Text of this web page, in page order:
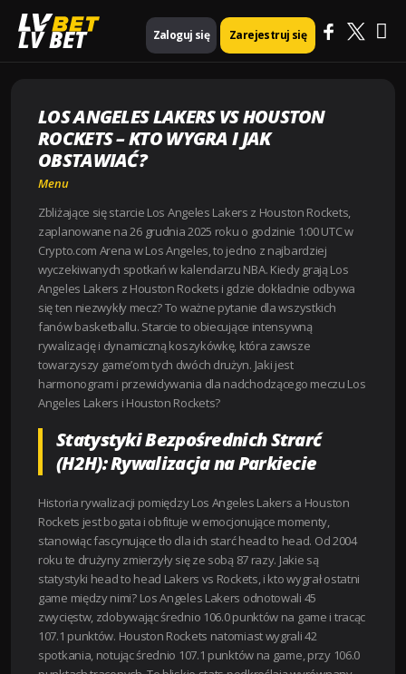
LV BET Zaloguj się Zarejestruj się
Strona główna
Los Angeles Lakers vs Houston Rockets – kto wygra i jak obstawiać?
LOS ANGELES LAKERS VS HOUSTON
ROCKETS – KTO WYGRA I JAK
OBSTAWIAĆ?
Menu
Zbliżające się starcie Los Angeles Lakers z Houston Rockets,
zaplanowane na 26 grudnia 2025 roku o godzinie 1:00 UTC w
Crypto.com Arena w Los Angeles, to jedno z najbardziej
wyczekiwanych spotkań w kalendarzu NBA. Kiedy grają Los
Angeles Lakers z Houston Rockets i gdzie dokładnie odbywa
się ten niezwykły mecz? To ważne pytanie dla wszystkich
fanów basketballu. Starcie to obiecujące intensywną
rywalizację i dynamiczną koszykówkę, która zawsze
towarzyszy game’om tych dwóch drużyn. Jaki jest
harmonogram i przewidywania dla nadchodzącego meczu Los
Angeles Lakers i Houston Rockets?
Statystyki Bezpośrednich Strarć
(H2H): Rywalizacja na Parkiecie
Historia rywalizacji pomiędzy Los Angeles Lakers a Houston
Rockets jest bogata i obfituje w emocjonujące momenty,
stanowiąc fascynujące tło dla ich starć head to head. Od 2004
roku te drużyny zmierzyły się ze sobą 87 razy. Jakie są
statystyki head to head Lakers vs Rockets, i kto wygrał ostatni
game między nimi? Los Angeles Lakers odnotowali 45
zwycięstw, zdobywając średnio 106.0 punktów na game i tracąc
107.1 punktów. Houston Rockets natomiast wygrali 42
spotkania, notując średnio 107.1 punktów na game, przy 106.0